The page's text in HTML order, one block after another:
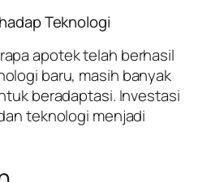
Teknologi
apotek telah berhasil
baru, masih banyak
beradaptasi. Investasi
teknologi menjadi